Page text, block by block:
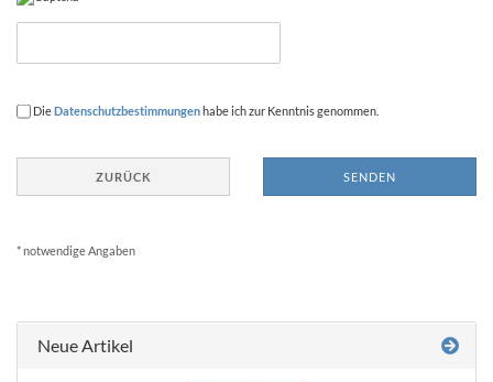
DATENSCHUTZBESTIMMUNGEN
DieDatenschutzbestimmungenhabe ich zur Kenntnis genommen.
ZURÜCK SENDEN
* notwendige Angaben
Neue Artikel